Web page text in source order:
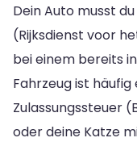
Dein Auto musst
(Rijksdienst voor
bei einem bereits in
Fahrzeug ist
Zulassungssteuer
oder deine Katze